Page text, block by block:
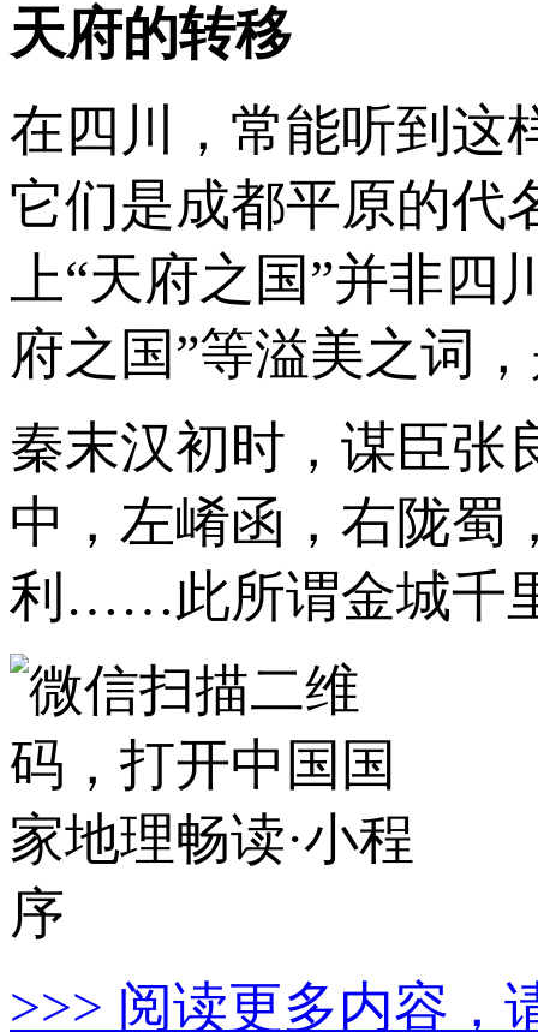
天府的转移
在四川，常能听到这
它们是成都平原的代
上“天府之国”并非四
府之国”等溢美之词
秦末汉初时，谋臣张
中，左崤函，右陇蜀
利……此所谓金城千
>>> 阅读更多内容，